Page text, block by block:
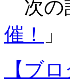
次の
催！
」
【ブ